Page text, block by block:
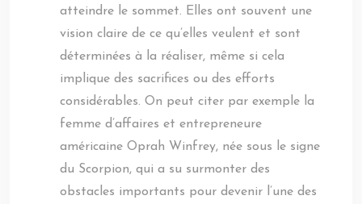
atteindre le sommet. Elles ont souvent une
vision claire de ce qu’elles veulent et sont
déterminées à la réaliser, même si cela
implique des sacrifices ou des efforts
considérables. On peut citer par exemple la
femme d’affaires et entrepreneure
américaine Oprah Winfrey, née sous le signe
du Scorpion, qui a su surmonter des
obstacles importants pour devenir l’une des